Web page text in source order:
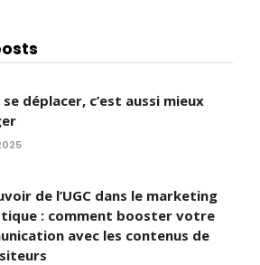
déplacer, c’est aussi mieux
de l’UGC dans le marketing
: comment booster votre
avec les contenus de